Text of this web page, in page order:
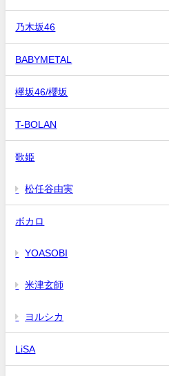
乃木坂46
BABYMETAL
欅坂46/櫻坂
T-BOLAN
歌姫
松任谷由実
ボカロ
YOASOBI
米津玄師
ヨルシカ
LiSA